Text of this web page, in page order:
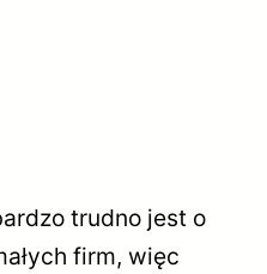
trudno jest o
firm, więc